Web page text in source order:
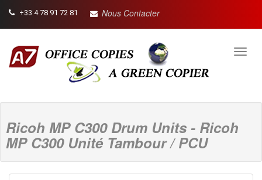
+33 4 78 91 72 81 Nous Contacter
Ricoh MP C300 Drum Units - Ricoh
MP C300 Unité Tambour / PCU